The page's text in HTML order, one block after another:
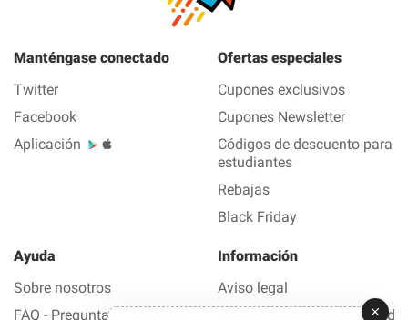
Manténgase conectado
Twitter
Facebook
Aplicación
Ofertas especiales
Cupones exclusivos
Cupones Newsletter
Códigos de descuento para
estudiantes
Rebajas
Black Friday
Ayuda
Sobre nosotros
FAQ - Preguntas frecuentes
Información
Aviso legal
Política de confidencialidad